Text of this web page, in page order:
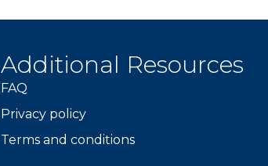
Additional Resources
FAQ
Privacy policy
Terms and conditions